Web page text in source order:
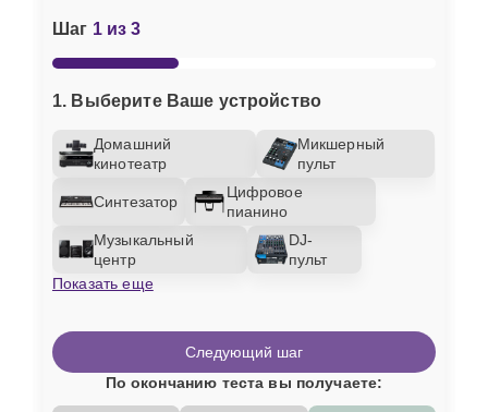
Шаг 1 из 3
1. Выберите Ваше устройство
Домашний
кинотеатр
Микшерный
пульт
Синтезатор
Цифровое
пианино
Музыкальный
центр
DJ-
пульт
Показать еще
Следующий шаг
По окончанию теста вы получаете: